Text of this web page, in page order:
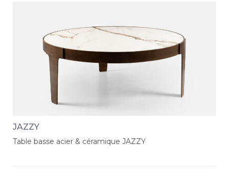
JAZZY
Table basse acier & céramique JAZZY